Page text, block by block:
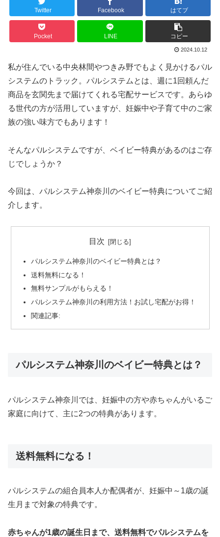
Twitter Facebook はてブ
Pocket LINE コピー
2024.10.12
私が住んでいる中央林間やつきみ野でもよく見かけるパル
システムのトラック。パルシステムとは、週に1回頼んだ
商品を玄関先まで届けてくれる宅配サービスです。あらゆ
る世代の方が活用していますが、妊娠中や子育て中のご家
族の強い味方でもあります！
そんなパルシステムですが、ベイビー特典があるのはご存
じでしょうか？
今回は、パルシステム神奈川のベイビー特典についてご紹
介します。
目次
パルシステム神奈川のベイビー特典とは？
送料無料になる！
無料サンプルがもらえる！
パルシステム神奈川の利用方法！お試し宅配がお得！
関連記事:
パルシステム神奈川のベイビー特典とは？
パルシステム神奈川では、妊娠中の方や赤ちゃんがいるご
家庭に向けて、主に2つの特典があります。
送料無料になる！
パルシステムの組合員本人か配偶者が、妊娠中～1歳の誕
生月まで対象の特典です。
赤ちゃんが1歳の誕生日まで、送料無料でパルシステムを